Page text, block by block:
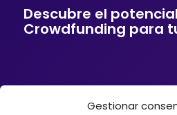
Gestionar
Descubre el
Crowdfunding para
Si tu empresa o entidad